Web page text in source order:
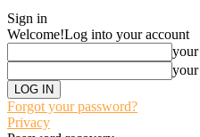
Sign in
Welcome!Log into your account
your
your
Forgot your password?
Privacy